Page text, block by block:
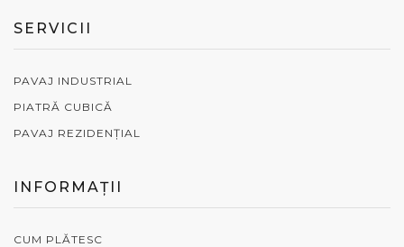
SERVICII
PAVAJ INDUSTRIAL
PIATRĂ CUBICĂ
PAVAJ REZIDENȚIAL
INFORMAȚII
CUM PLĂTESC